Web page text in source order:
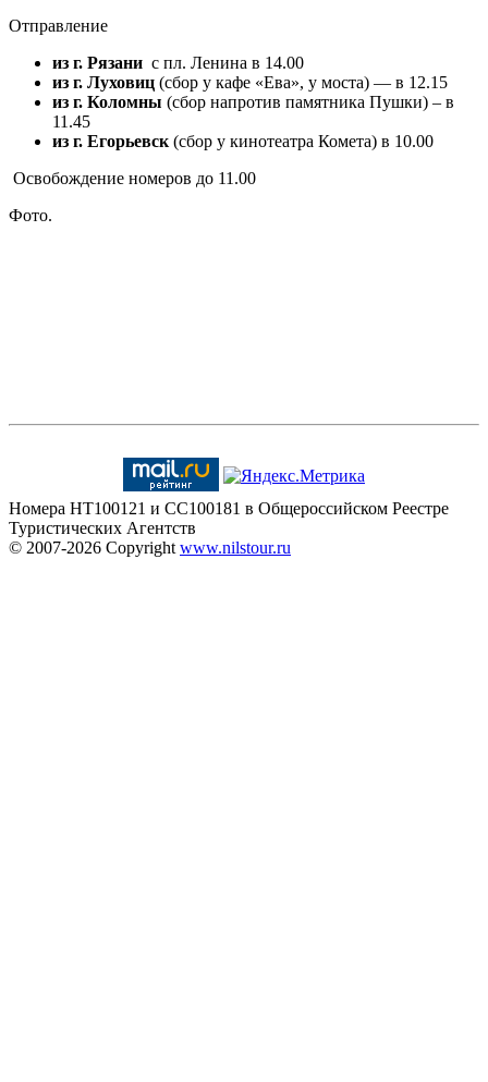
Отправление
из г. Рязани с пл. Ленина в 14.00
из г. Луховиц (сбор у кафе «Ева», у моста) — в 12.15
из г. Коломны (сбор напротив памятника Пушки) – в
11.45
из г. Егорьевск (сбор у кинотеатра Комета) в 10.00
Освобождение номеров до 11.00
Фото.
Номера HT100121 и CC100181 в Общероссийском Реестре
Туристических Агентств
© 2007-2026 Copyright www.nilstour.ru